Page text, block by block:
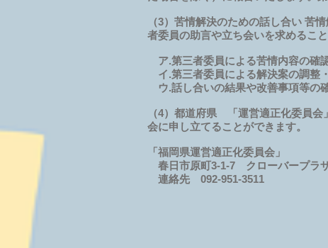
（3）苦情解決のための話し合い 苦
者委員の助言や立ち会いを求めるこ
ア.第三者委員による苦情内容の確
イ.第三者委員による解決案の調整
ウ.話し合いの結果や改善事項等の
（4）都道府県 「運営適正化委員会
会に申し立てることができます。
「福岡県運営適正化委員会」
春日市原町3-1-7 クローバープラ
連絡先 092-951-3511